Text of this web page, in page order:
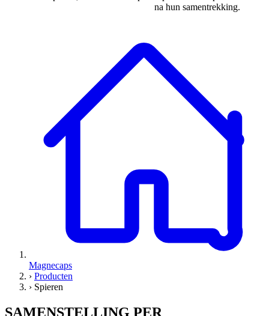
na hun samentrekking.
Magnecaps
› Producten
› Spieren
SAMENSTELLING PER